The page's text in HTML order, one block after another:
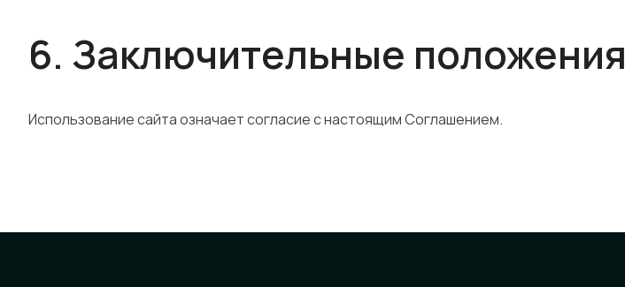
6. Заключительные положения
Использование сайта означает согласие с настоящим Соглашением.